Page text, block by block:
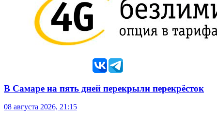
В Самаре на пять дней перекрыли перекрёсток
08 августа 2026, 21:15